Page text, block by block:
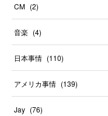
CM (2)
音楽 (4)
日本事情 (110)
アメリカ事情 (139)
Jay (76)